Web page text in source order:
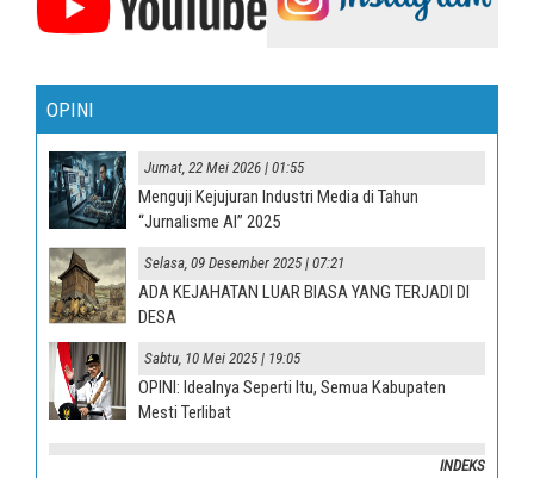
OPINI
Jumat, 22 Mei 2026 | 01:55
Menguji Kejujuran Industri Media di Tahun
“Jurnalisme AI” 2025
Selasa, 09 Desember 2025 | 07:21
ADA KEJAHATAN LUAR BIASA YANG TERJADI DI
DESA
Sabtu, 10 Mei 2025 | 19:05
OPINI: Idealnya Seperti Itu, Semua Kabupaten
Mesti Terlibat
INDEKS